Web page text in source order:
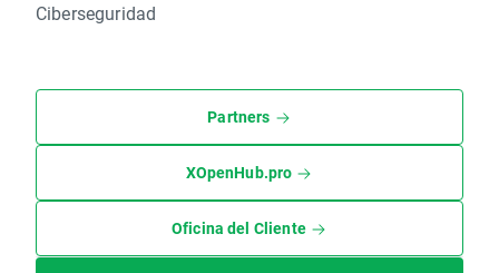
Ciberseguridad
Partners
XOpenHub.pro
Oficina del Cliente